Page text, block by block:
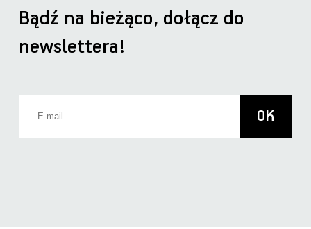
Bądź na bieżąco, dołącz do
newslettera!